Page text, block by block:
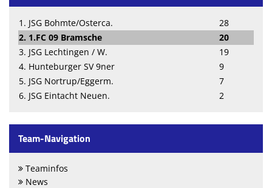
1. JSG Bohmte/Osterca.
28
2. 1.FC 09 Bramsche
20
3. JSG Lechtingen / W.
19
4. Hunteburger SV 9ner
9
5. JSG Nortrup/Eggerm.
7
6. JSG Eintacht Neuen.
2
Team-Navigation
Teaminfos
News